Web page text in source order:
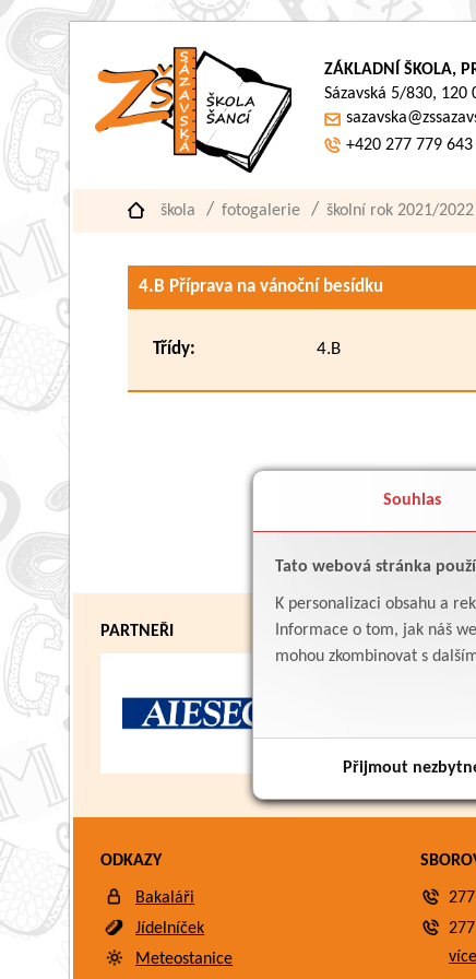
Souhlas
Tato webová stránka
K personalizaci obsahu a
Informace o tom, jak náš
mohou zkombinovat s
Přijmout
ZÁKLADNÍ ŠKOLA,
Sázavská 5/830, 120
+420 277 779 643
škola fotogalerie školní rok 2021/2022
4.B Příprava na vánoční besídku
Třídy: 4.B
PARTNEŘI
ODKAZY
Bakaláři
Jídelníček
Meteostanice